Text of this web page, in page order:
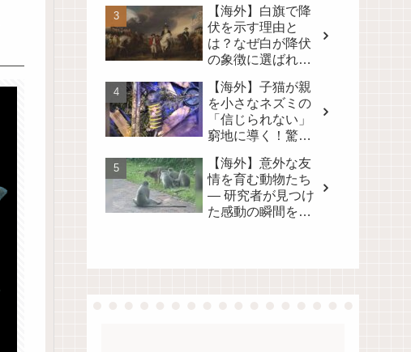
る！
【海外】白旗で降
伏を示す理由と
は？なぜ白が降伏
の象徴に選ばれた
【海外】子猫が親
を小さなネズミの
「信じられない」
窮地に導く！驚き
【海外】意外な友
情を育む動物たち
— 研究者が見つけ
た感動の瞬間を映